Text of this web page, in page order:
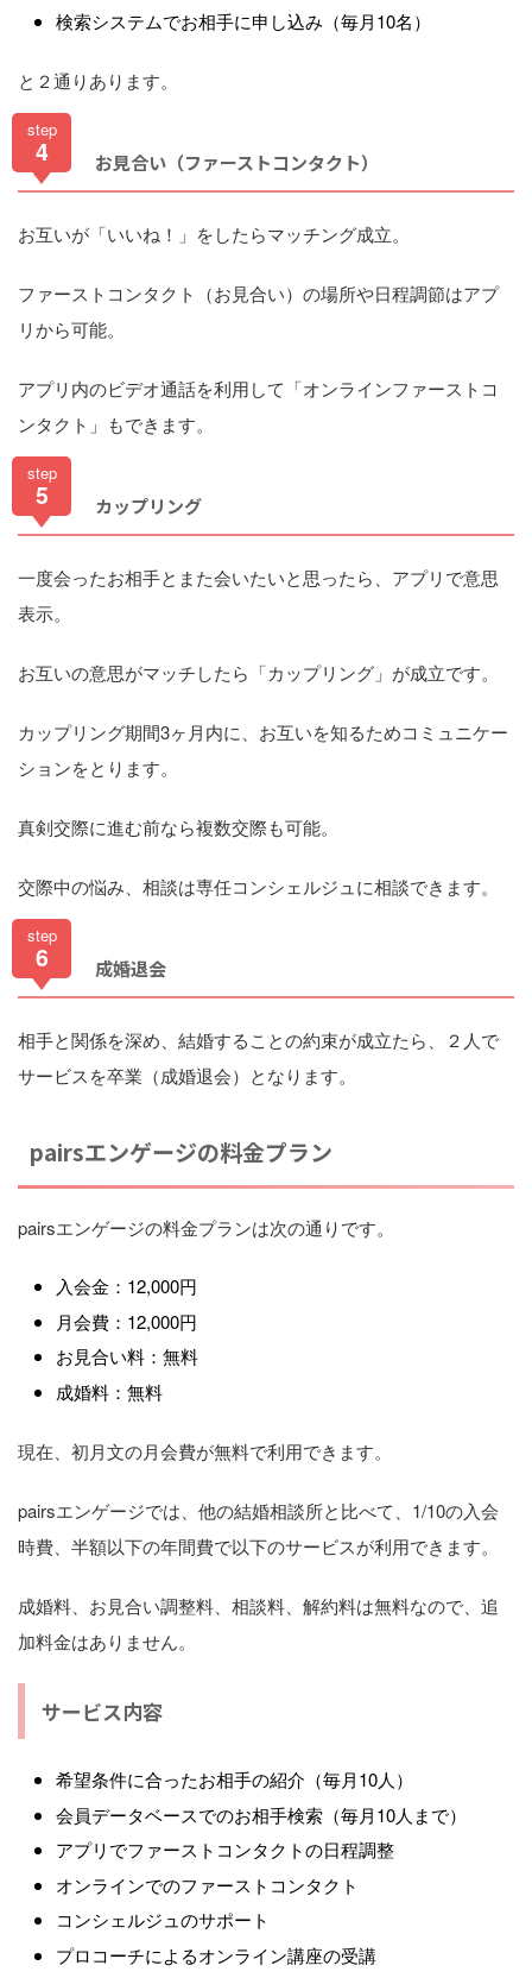
検索システムでお相手に申し込み（毎月10名）
と２通りあります。
step
4 お見合い（ファーストコンタクト）
お互いが「いいね！」をしたらマッチング成立。
ファーストコンタクト（お見合い）の場所や日程調節はアプ
リから可能。
アプリ内のビデオ通話を利用して「オンラインファーストコ
ンタクト」もできます。
step
5 カップリング
一度会ったお相手とまた会いたいと思ったら、アプリで意思
表示。
お互いの意思がマッチしたら「カップリング」が成立です。
カップリング期間3ヶ月内に、お互いを知るためコミュニケー
ションをとります。
真剣交際に進む前なら複数交際も可能。
交際中の悩み、相談は専任コンシェルジュに相談できます。
step
6 成婚退会
相手と関係を深め、結婚することの約束が成立たら、２人で
サービスを卒業（成婚退会）となります。
pairsエンゲージの料金プラン
pairsエンゲージの料金プランは次の通りです。
入会金：12,000円
月会費：12,000円
お見合い料：無料
成婚料：無料
現在、初月文の月会費が無料で利用できます。
pairsエンゲージでは、他の結婚相談所と比べて、1/10の入会
時費、半額以下の年間費で以下のサービスが利用できます。
成婚料、お見合い調整料、相談料、解約料は無料なので、追
加料金はありません。
サービス内容
希望条件に合ったお相手の紹介（毎月10人）
会員データベースでのお相手検索（毎月10人まで）
アプリでファーストコンタクトの日程調整
オンラインでのファーストコンタクト
コンシェルジュのサポート
プロコーチによるオンライン講座の受講